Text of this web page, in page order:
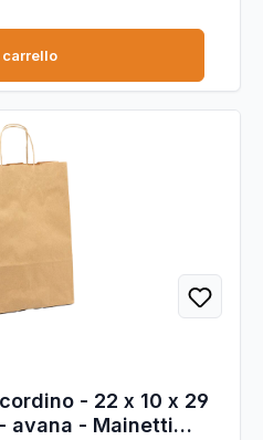
carrello
- 22 x 10 x 29
avana - Mainetti